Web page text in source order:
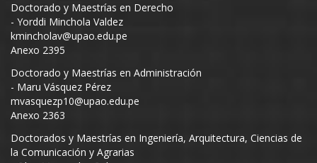
Doctorado y Maestrías en Derecho
- Yorddi Minchola Valdez
kmincholav@upao.edu.pe
Anexo 2395
Doctorado y Maestrías en Administración
- Maru Vásquez Pérez
mvasquezp10@upao.edu.pe
Anexo 2363
Doctorados y Maestrías en Ingeniería, Arquitectura, Ciencias de
la Comunicación y Agrarias